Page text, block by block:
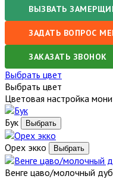
ВЫЗВАТЬ
ЗАДАТЬ ВОПРОС
ЗАКАЗАТЬ ЗВОНОК
Выбрать цвет
Выбрать цвет
Цветовая настройка
Бук
Орех экко
Венге цаво/молочный дуб